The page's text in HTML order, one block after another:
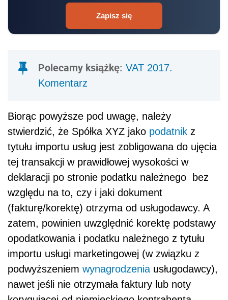
Zapisz się
Polecamy książkę: VAT 2017.
Komentarz
Biorąc powyższe pod uwagę, należy
stwierdzić, że Spółka XYZ jako podatnik z
tytułu importu usług jest zobligowana do ujęcia
tej transakcji w prawidłowej wysokości w
deklaracji po stronie podatku należnego bez
względu na to, czy i jaki dokument
(fakturę/korektę) otrzyma od usługodawcy. A
zatem, powinien uwzględnić korektę podstawy
opodatkowania i podatku należnego z tytułu
importu usługi marketingowej (w związku z
podwyższeniem wynagrodzenia usługodawcy),
nawet jeśli nie otrzymała faktury lub noty